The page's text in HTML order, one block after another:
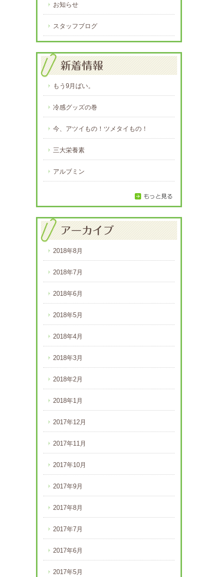
お知らせ
スタッフブログ
もう9月ばい。
冷感グッズの巻
今、アツイもの！ツメタイもの！
三大栄養素
アルブミン
2018年8月
2018年7月
2018年6月
2018年5月
2018年4月
2018年3月
2018年2月
2018年1月
2017年12月
2017年11月
2017年10月
2017年9月
2017年8月
2017年7月
2017年6月
2017年5月